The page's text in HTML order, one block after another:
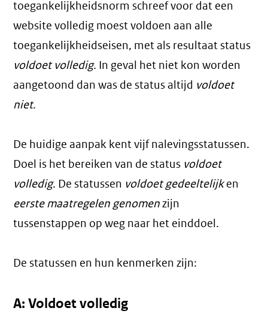
toegankelijkheidsnorm schreef voor dat een
website volledig moest voldoen aan alle
toegankelijkheidseisen, met als resultaat status
voldoet volledig. In geval het niet kon worden
aangetoond dan was de status altijd voldoet
niet.
De huidige aanpak kent vijf nalevingsstatussen.
Doel is het bereiken van de status voldoet
volledig. De statussen voldoet gedeeltelijken
eerste maatregelen genomenzijn
tussenstappen op weg naar het einddoel.
De statussen en hun kenmerken zijn:
A: Voldoet volledig